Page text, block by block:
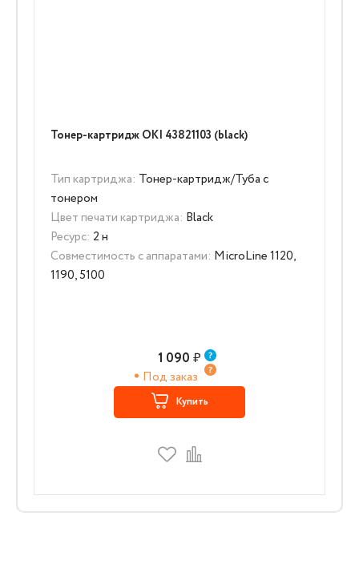
Тонер-картридж OKI 43821103 (black)
Тип картриджа: Тонер-картридж/Туба с
тонером
Цвет печати картриджа: Black
Ресурс: 2 н
Совместимость с аппаратами: MicroLine 1120,
1190, 5100
1 090 ₽
Под заказ
Купить